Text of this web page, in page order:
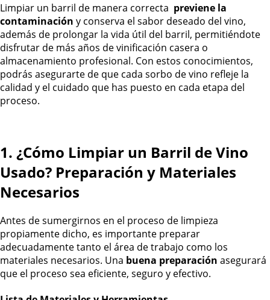
Limpiar un barril de manera correcta previene la
contaminación y conserva el sabor deseado del vino,
además de prolongar la vida útil del barril, permitiéndote
disfrutar de más años de vinificación casera o
almacenamiento profesional. Con estos conocimientos,
podrás asegurarte de que cada sorbo de vino refleje la
calidad y el cuidado que has puesto en cada etapa del
proceso.
1. ¿Cómo Limpiar un Barril de Vino
Usado? Preparación y Materiales
Necesarios
Antes de sumergirnos en el proceso de limpieza
propiamente dicho, es importante preparar
adecuadamente tanto el área de trabajo como los
materiales necesarios. Una buena preparación asegurará
que el proceso sea eficiente, seguro y efectivo.